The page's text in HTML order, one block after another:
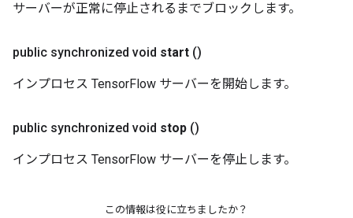
サーバーが正常に停止されるまでブロックします。
public synchronized void start ()
インプロセス TensorFlow サーバーを開始します。
public synchronized void stop ()
インプロセス TensorFlow サーバーを停止します。
この情報は役に立ちましたか？